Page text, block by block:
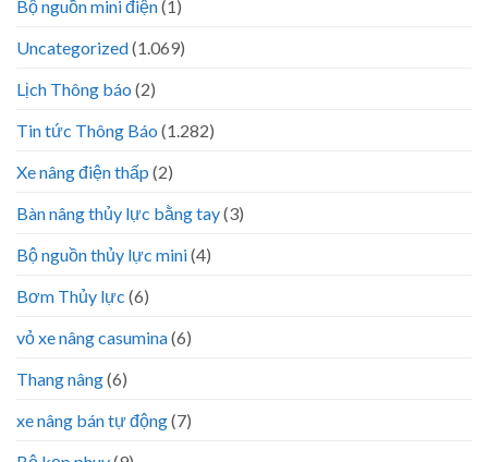
Bộ nguồn mini điện(1)
Uncategorized(1.069)
Lịch Thông báo (2)
Tin tức Thông Báo (1.282)
Xe nâng điện thấp (2)
Bàn nâng thủy lực bằng tay(3)
Bộ nguồn thủy lực mini(4)
Bơm Thủy lực (6)
vỏ xe nâng casumina(6)
Thang nâng(6)
xe nâng bán tự động(7)